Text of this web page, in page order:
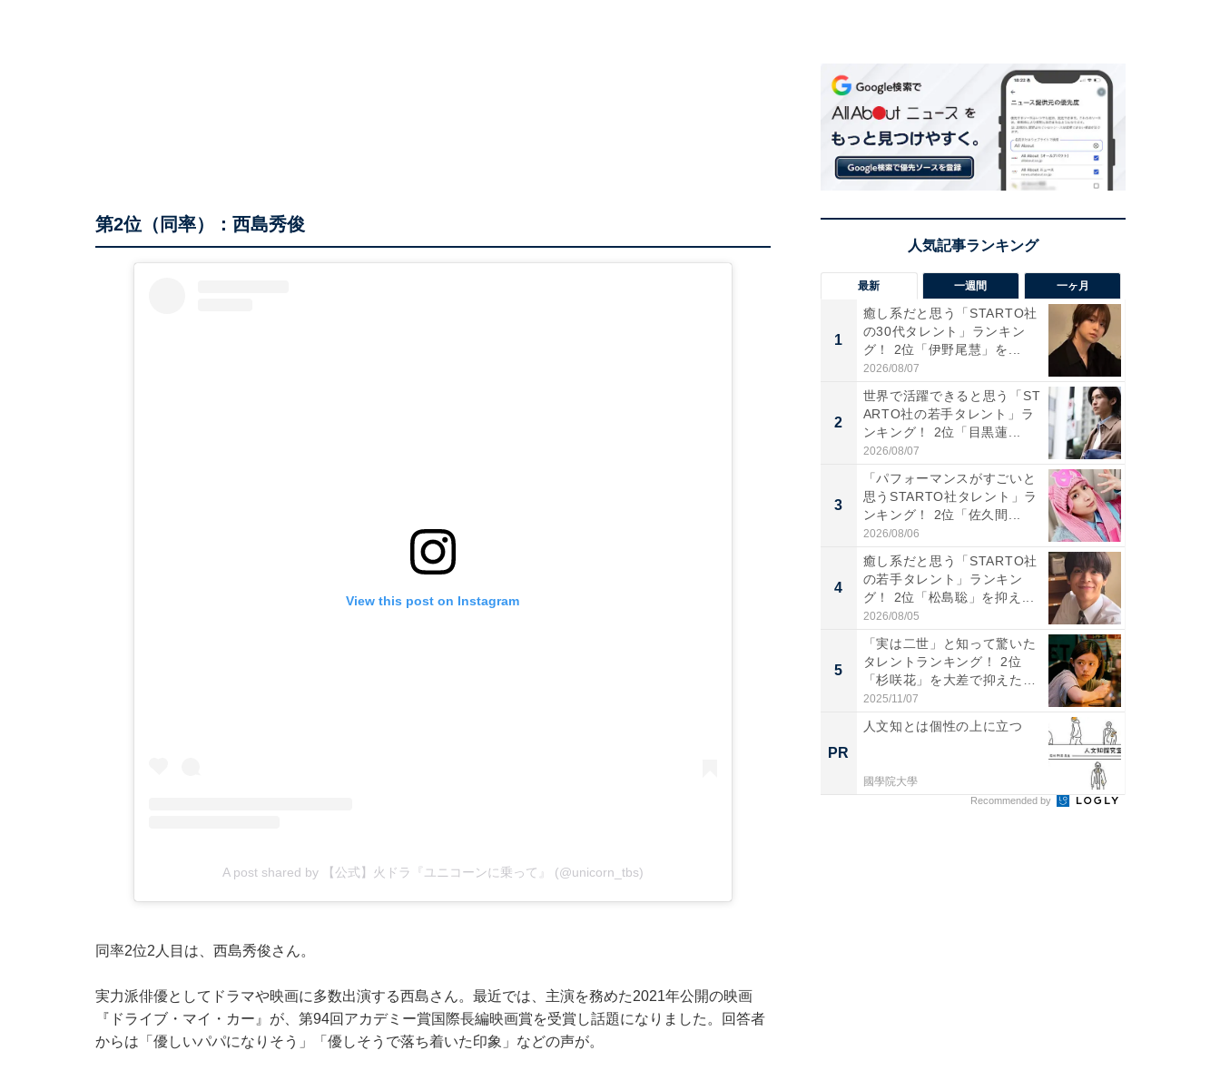
第2位（同率）：西島秀俊
View this post on Instagram
A post shared by 【公式】火ドラ『ユニコーンに乗って』 (@unicorn_tbs)
同率2位2人目は、西島秀俊さん。
実力派俳優としてドラマや映画に多数出演する西島さん。最近では、主演を務めた2021年公開の映画
『ドライブ・マイ・カー』が、第94回アカデミー賞国際長編映画賞を受賞し話題になりました。回答者
からは「優しいパパになりそう」「優しそうで落ち着いた印象」などの声が。
最新 一週間 一ヶ月
1
癒し系だと思う「STARTO社
の30代タレント」ランキン
グ！ 2位「伊野尾慧」を...
2026/08/07
2
世界で活躍できると思う「ST
ARTO社の若手タレント」ラ
ンキング！ 2位「目黒蓮...
2026/08/07
3
「パフォーマンスがすごいと
思うSTARTO社タレント」ラ
ンキング！ 2位「佐久間...
2026/08/06
4
癒し系だと思う「STARTO社
の若手タレント」ランキン
グ！ 2位「松島聡」を抑え...
2026/08/05
5
「実は二世」と知って驚いた
タレントランキング！ 2位
「杉咲花」を大差で抑えた1
位...
2025/11/07
PR
人文知とは個性の上に立つ
國學院大學
Recommended by